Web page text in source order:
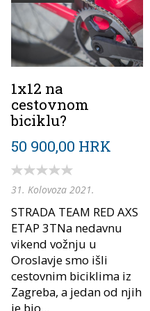
1x12 na
cestovnom
biciklu?
50 900,00 HRK
31. Kolovoza 2021.
STRADA TEAM RED AXS
ETAP 3TNa nedavnu
vikend vožnju u
Oroslavje smo išli
cestovnim biciklima iz
Zagreba, a jedan od njih